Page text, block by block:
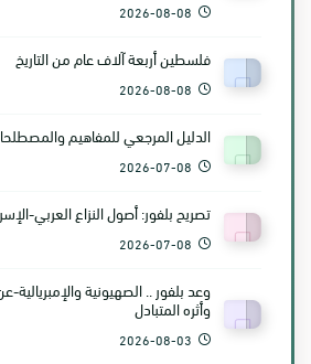
2026-08-08
فلسطين أربعة آلاف عام من التاريخ
2026-08-08
الدليل المرجعي للمفاهيم
2026-07-08
تصريح بلفور: أصول النزاع العربي-
2026-07-08
وعد بلفور .. الصهيونية
وأثره المتبادل
2026-08-03